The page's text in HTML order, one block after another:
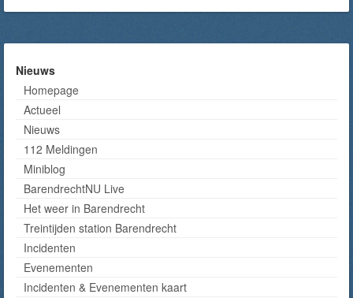
Nieuws
Homepage
Actueel
Nieuws
112 Meldingen
Miniblog
BarendrechtNU Live
Het weer in Barendrecht
Treintijden station Barendrecht
Incidenten
Evenementen
Incidenten & Evenementen kaart